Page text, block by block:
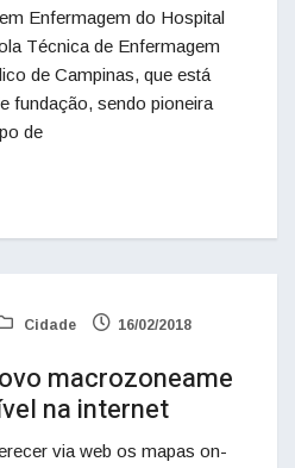
Enfermagem do Hospital
Técnica de Enfermagem
de Campinas, que está
fundação, sendo pioneira
de
Cidade 16/02/2018
macrozoneame
na internet
via web os mapas on-